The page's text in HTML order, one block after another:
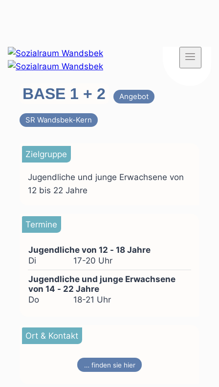
Zum
Inhalt
BASE 1 + 2 Angebot
SR Wandsbek-Kern
Zielgruppe
Jugendliche und junge Erwachsene von
12 bis 22 Jahre
Termine
Jugendliche von 12 - 18 Jahre
Di
17-20 Uhr
Jugendliche und junge Erwachsene
von 14 - 22 Jahre
Do
18-21 Uhr
Ort & Kontakt
… finden sie hier